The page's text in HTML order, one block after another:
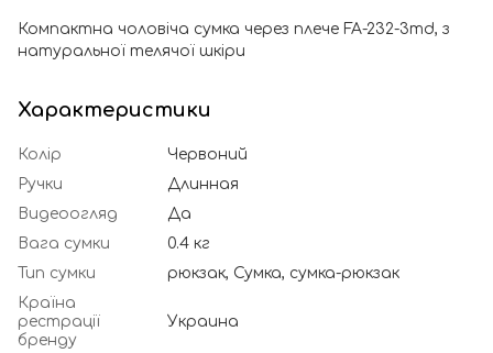
Компактна чоловіча сумка через плече FA-232-3md, з
натуральної телячої шкіри
Характеристики
Колір
Червоний
Ручки
Длинная
Видеоогляд
Да
Вага сумки
0.4 кг
Тип сумки
рюкзак, Сумка, сумка-рюкзак
Країна
рестрації
бренду
Украина